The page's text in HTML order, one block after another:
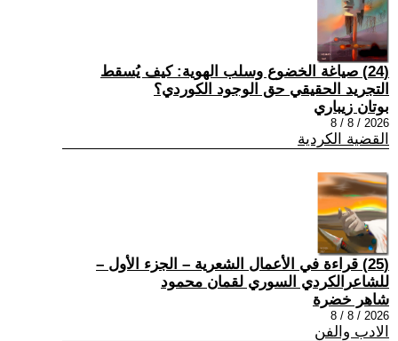
(24) صياغة الخضوع وسلب الهوية: كيف يُسقط
التجريد الحقيقي حق الوجود الكوردي؟
بوتان زيباري
2026 / 8 / 8
القضية الكردية
(25) قراءة في الأعمال الشعرية – الجزء الأول –
للشاعرالكردي السوري لقمان محمود
شاهر خضرة
2026 / 8 / 8
الادب والفن